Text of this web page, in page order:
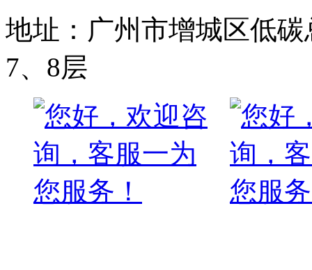
地址：广州市增城区低
7、8层